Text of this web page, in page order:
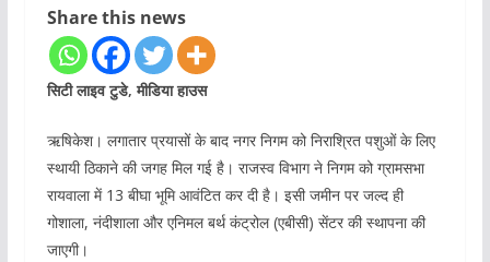
Share this news
सिटी लाइव टुडे, मीडिया हाउस
ऋषिकेश। लगातार प्रयासों के बाद नगर निगम को निराश्रित पशुओं के लिए
स्थायी ठिकाने की जगह मिल गई है। राजस्व विभाग ने निगम को ग्रामसभा
रायवाला में 13 बीघा भूमि आवंटित कर दी है। इसी जमीन पर जल्द ही
गोशाला, नंदीशाला और एनिमल बर्थ कंट्रोल (एबीसी) सेंटर की स्थापना की
जाएगी।